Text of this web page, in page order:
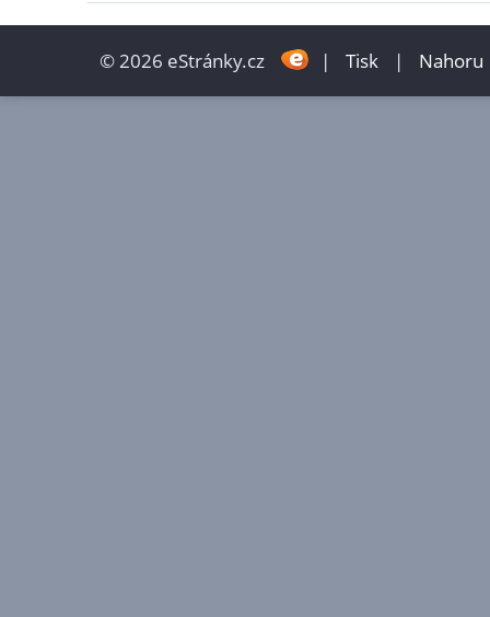
© 2026 eStránky.cz | Tisk | Nahoru